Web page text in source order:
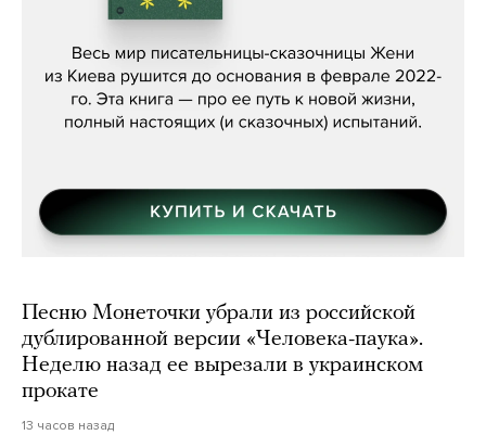
Женя Бережная, «(Не) о войне»
Песню Монеточки убрали из российской
дублированной версии «Человека-паука».
Неделю назад ее вырезали в украинском
прокате
13 часов назад